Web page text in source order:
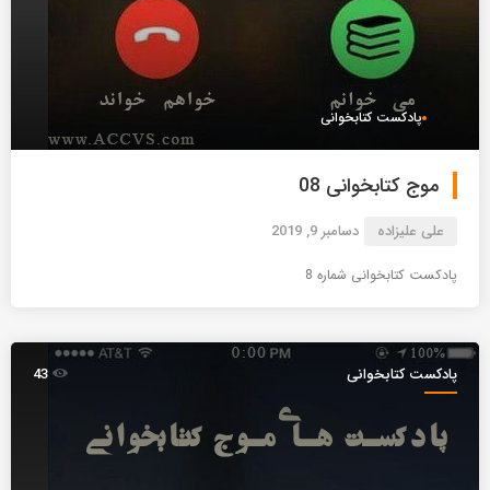
پادکست کتابخوانی
موج کتابخوانی 08
علی علیزاده دسامبر 9, 2019
پادکست کتابخوانی شماره 8
پادکست کتابخوانی